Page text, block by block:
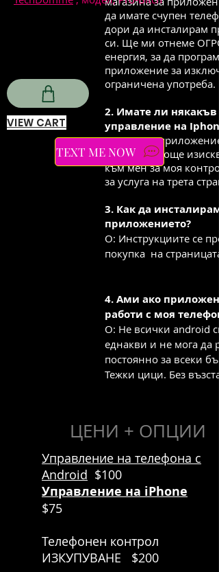
да имате счупен
дори да инсталирам
си. Ще ми отнеме
енергия, за да
приложение за
ограничена употреба.
2. Имате ли някакъв
управление на
О: Да, има приложение
страна. Все още
към мен за моя
за услуга на трета
3. Как да инсталирам
приложението?
О: Инструкциите се
покупка на
4. Ами ако
работи с моя
О: Не всички android
еднакви и не мога да
постоянно за всеки
Тежки цици. Без
ЦЕНИ + ОПЦИИ
Управление на телефона с
Android $100
Управление на iPhone
$75
Телефонен контрол
ИЗКУПУВАНЕ
$200
VIEW CART
TEXT ME NOW